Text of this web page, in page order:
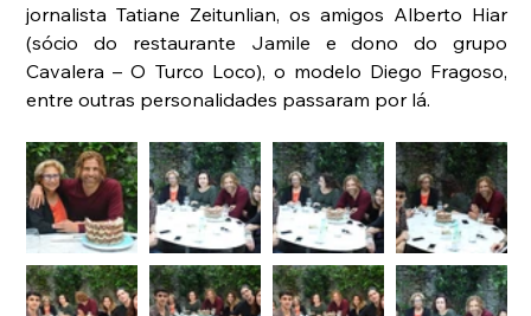
jornalista Tatiane Zeitunlian, os amigos Alberto Hiar
(sócio do restaurante Jamile e dono do grupo
Cavalera – O Turco Loco), o modelo Diego Fragoso,
entre outras personalidades passaram por lá.